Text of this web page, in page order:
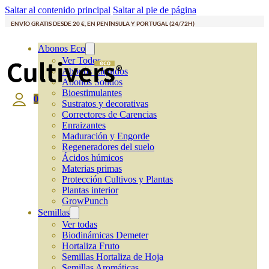
Saltar al contenido principal Saltar al pie de página
ENVÍO GRATIS DESDE 20 €, EN PENÍNSULA Y PORTUGAL (24/72H)
Abonos Eco
Ver Todos
Abonos Líquidos
Abonos Solidos
Bioestimulantes
Sustratos y decorativas
Correctores de Carencias
Enraizantes
Maduración y Engorde
Regeneradores del suelo
Ácidos húmicos
Materias primas
Protección Cultivos y Plantas
Plantas interior
GrowPunch
Semillas
Ver todas
Biodinámicas Demeter
Hortaliza Fruto
Semillas Hortaliza de Hoja
0